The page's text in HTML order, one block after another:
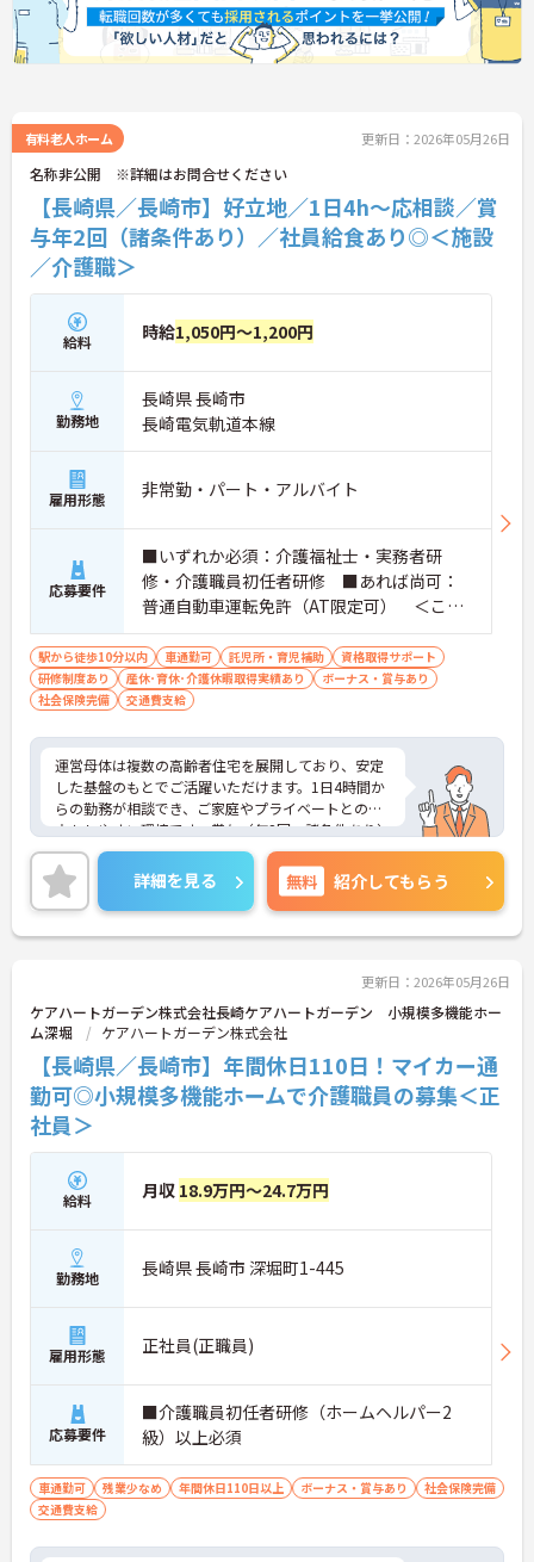
有料老人ホーム 更新日：2026年05月26日
名称非公開 ※詳細はお問合せください
【長崎県／長崎市】好立地／1日4h～応相談／賞
与年2回（諸条件あり）／社員給食あり◎＜施設
／介護職＞
給料 時給1,050円～1,200円
勤務地
長崎県 長崎市
長崎電気軌道本線
雇用形態 非常勤・パート・アルバイト
応募要件
■いずれか必須：介護福祉士・実務者研
修・介護職員初任者研修 ■あれば尚可：
普通自動車運転免許（AT限定可） ＜こん
な方におすすめ＞ワークライフバランスを
大切にしたいとお考えの方、入居者様それ
ぞれに合わせた、温かいケアを提供したい
方、これまでの介護分野でのご経験を有効
駅から徒歩10分以内 車通勤可 託児所・育児補助
資格取得サポート
研修制度あり
産休･育休･介護休暇取得実績あり
ボーナス・賞与あり
社会保険完備
交通費支給
運営母体は複数の高齢者住宅を展開しており、安定
した基盤のもとでご活躍いただけます。1日4時間か
らの勤務が相談でき、ご家庭やプライベートとの両
立もしやすい環境です。賞与（年2回、諸条件あり）
や昇給の実績もあり、あなたの頑張りがしっかりと
評価されます。無料の社員給食（1日1食）や、育休
からの復職をサポートする育児給付金+（プラス）
制度（最大10万円）、資格取得支援制度（最大10万
円補助）など、福利厚生も充実しています。社内研
を目指したい方にも最適です。ご興味のある方に
は、面接対策ポイントなど、さらに詳細をお話しし
ますのでお気軽にご相談ください！
詳細を見る 無料 紹介してもらう
更新日：2026年05月26日
ケアハートガーデン株式会社長崎ケアハートガーデン 小規模多機能ホー
ム深堀
ケアハートガーデン株式会社
【長崎県／長崎市】年間休日110日！マイカー通
勤可◎小規模多機能ホームで介護職員の募集＜正
社員＞
給料 月収 18.9万円～24.7万円
勤務地 長崎県 長崎市 深堀町1-445
雇用形態 正社員(正職員)
応募要件
■介護職員初任者研修（ホームヘルパー2
級）以上必須
車通勤可 残業少なめ 年間休日110日以上 ボーナス・賞与あり
社会保険完備
交通費支給